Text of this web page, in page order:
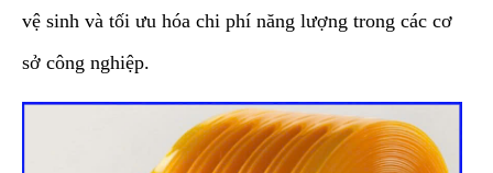
vệ sinh và tối ưu hóa chi phí năng lượng trong các cơ
sở công nghiệp.